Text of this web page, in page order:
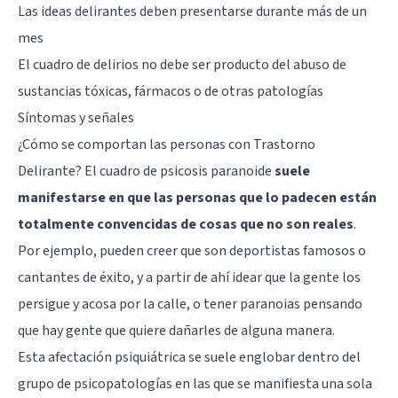
Las ideas delirantes deben presentarse durante más de un
mes
El cuadro de delirios no debe ser producto del abuso de
sustancias tóxicas, fármacos o de otras patologías
Síntomas y señales
¿Cómo se comportan las personas con Trastorno
Delirante? El cuadro de psicosis paranoidesuele
manifestarse en que las personas que lo padecen están
totalmente convencidas de cosas que no son reales.
Por ejemplo, pueden creer que son deportistas famosos o
cantantes de éxito, y a partir de ahí idear que la gente los
persigue y acosa por la calle, o tener paranoias pensando
que hay gente que quiere dañarles de alguna manera.
Esta afectación psiquiátrica se suele englobar dentro del
grupo de psicopatologías en las que se manifiesta una sola